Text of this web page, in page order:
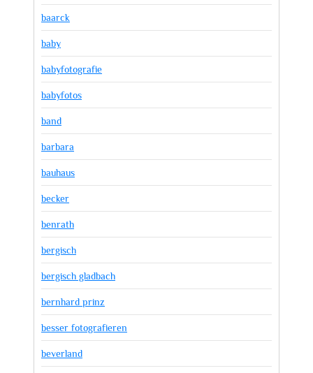
baarck
baby
babyfotografie
babyfotos
band
barbara
bauhaus
becker
benrath
bergisch
bergisch gladbach
bernhard prinz
besser fotografieren
beverland